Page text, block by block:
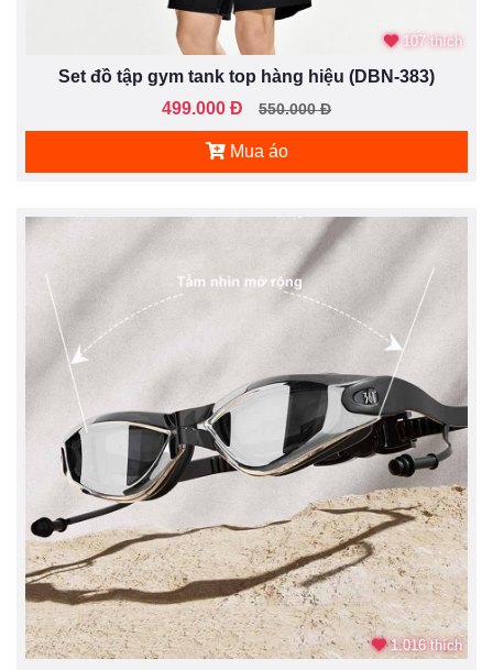
107 thích
Set đồ tập gym tank top hàng hiệu (DBN-383)
499.000 Đ
550.000 Đ
Mua áo
1.016 thích